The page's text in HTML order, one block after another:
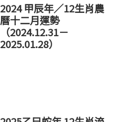
2024 甲辰年／12生肖農
曆十二月運勢
（2024.12.31－
2025.01.28）